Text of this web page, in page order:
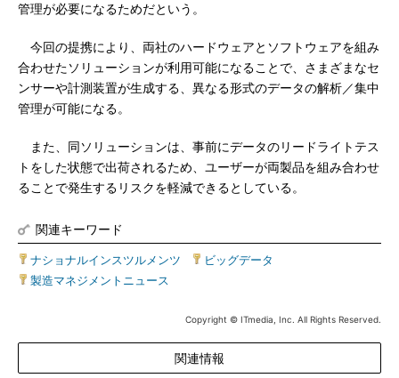
管理が必要になるためだという。
今回の提携により、両社のハードウェアとソフトウェアを組み
合わせたソリューションが利用可能になることで、さまざまなセ
ンサーや計測装置が生成する、異なる形式のデータの解析／集中
管理が可能になる。
また、同ソリューションは、事前にデータのリードライトテス
トをした状態で出荷されるため、ユーザーが両製品を組み合わせ
ることで発生するリスクを軽減できるとしている。
関連キーワード
ナショナルインスツルメンツ ビッグデータ
製造マネジメントニュース
Copyright © ITmedia, Inc. All Rights Reserved.
関連情報